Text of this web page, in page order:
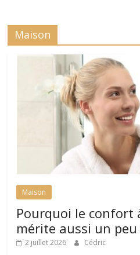
Maison
Maison
Pourquoi le confort
mérite aussi un
2 juillet 2026 Cédric